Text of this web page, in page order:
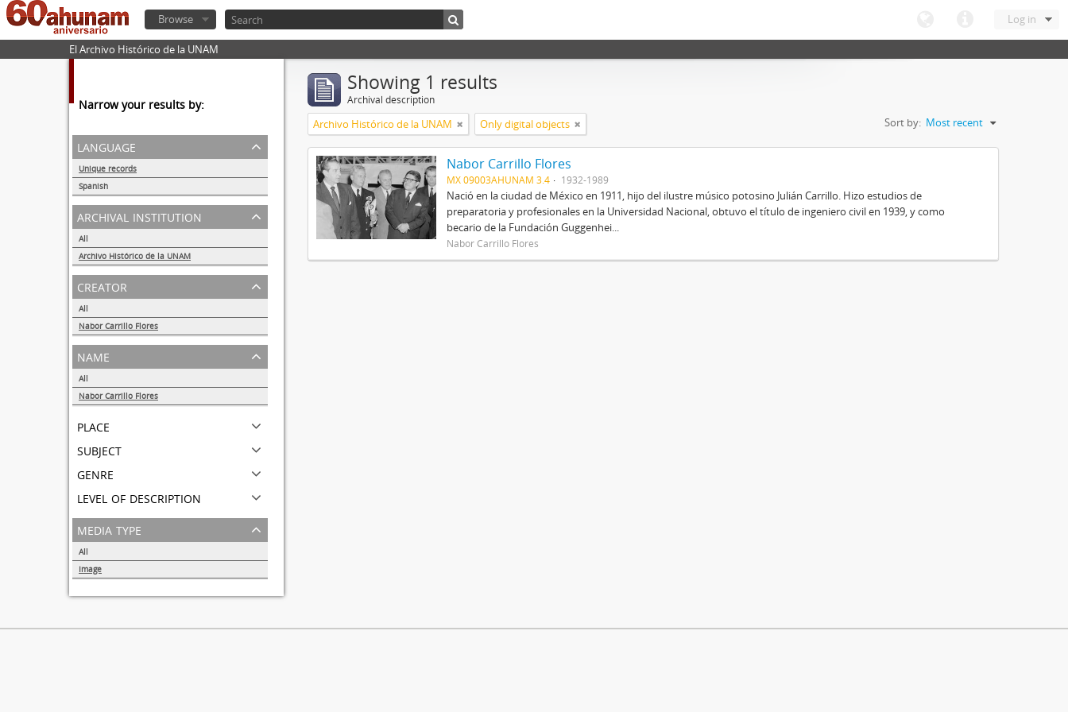
Log in
Browse
El Archivo Histórico de la UNAM
Narrow your results by:
language
Unique records
Spanish
1
archival institution
All
Archivo Histórico de la UNAM
1
creator
All
Nabor Carrillo Flores
1
name
All
Nabor Carrillo Flores
place
subject
genre
level of description
media type
All
Image
Showing 1 results
Archival description
Archivo Histórico de la UNAM Only digital objects Sort by: Most recent
Nabor Carrillo Flores
MX 09003AHUNAM 3.4 1932-1989
Nació en la ciudad de México en 1911, hijo del ilustre músico potosino Julián Carrillo. Hizo estudios de
preparatoria y profesionales en la Universidad Nacional, obtuvo el título de ingeniero civil en 1939, y como
becario de la Fundación Guggenhei...
Nabor Carrillo Flores